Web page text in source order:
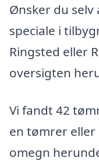
Ønsker du selv
speciale i
Ringsted eller
oversigten
Vi fandt 42
en tømrer
omegn